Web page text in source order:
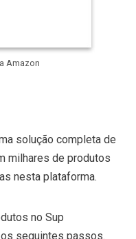
Amazon
solução completa de
milhares de produtos
nesta plataforma.
no Sup
seguintes passos.